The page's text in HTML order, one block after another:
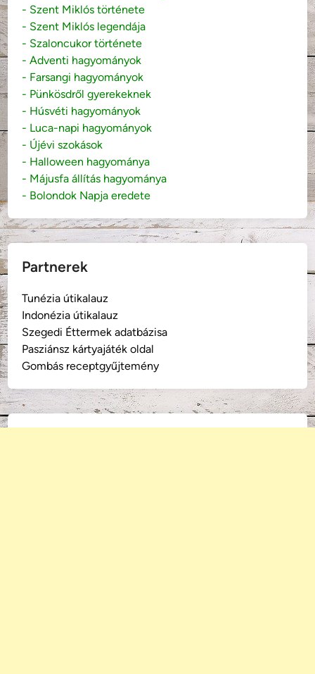
- Szent Miklós története
- Szent Miklós legendája
- Szaloncukor története
- Adventi hagyományok
- Farsangi hagyományok
- Pünkösdről gyerekeknek
- Húsvéti hagyományok
- Luca-napi hagyományok
- Újévi szokások
- Halloween hagyománya
- Májusfa állítás hagyománya
- Bolondok Napja eredete
Partnerek
Tunézia útikalauz
Indonézia útikalauz
Szegedi Éttermek adatbázisa
Pasziánsz kártyajáték oldal
Gombás receptgyűjtemény